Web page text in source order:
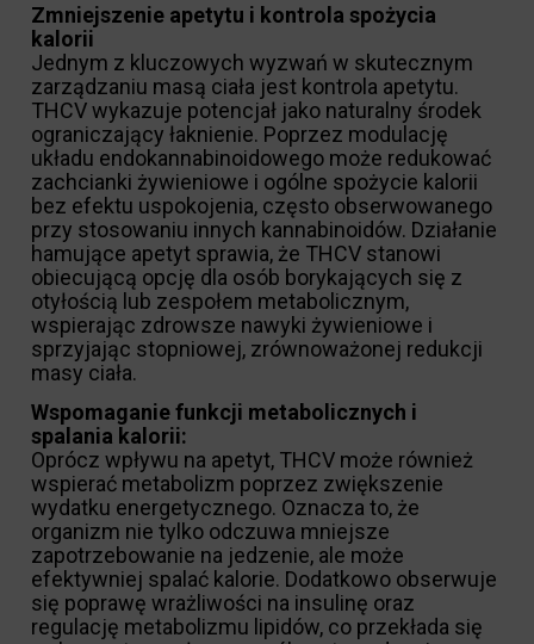
Zmniejszenie apetytu i kontrola spożycia
kalorii
Jednym z kluczowych wyzwań w skutecznym
zarządzaniu masą ciała jest kontrola apetytu.
THCV wykazuje potencjał jako naturalny środek
ograniczający łaknienie. Poprzez modulację
układu endokannabinoidowego może redukować
zachcianki żywieniowe i ogólne spożycie kalorii
bez efektu uspokojenia, często obserwowanego
przy stosowaniu innych kannabinoidów. Działanie
hamujące apetyt sprawia, że THCV stanowi
obiecującą opcję dla osób borykających się z
otyłością lub zespołem metabolicznym,
wspierając zdrowsze nawyki żywieniowe i
sprzyjając stopniowej, zrównoważonej redukcji
masy ciała.
Wspomaganie funkcji metabolicznych i
spalania kalorii:
Oprócz wpływu na apetyt, THCV może również
wspierać metabolizm poprzez zwiększenie
wydatku energetycznego. Oznacza to, że
organizm nie tylko odczuwa mniejsze
zapotrzebowanie na jedzenie, ale może
efektywniej spalać kalorie. Dodatkowo obserwuje
się poprawę wrażliwości na insulinę oraz
regulację metabolizmu lipidów, co przekłada się